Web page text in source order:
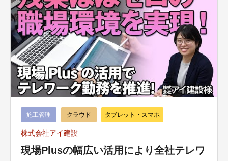
施工管理 クラウド タブレット・スマホ
株式会社アイ建設
現場Plusの幅広い活用により全社テレワ